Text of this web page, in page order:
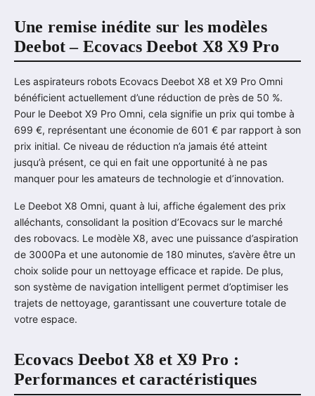
Une remise inédite sur les modèles
Deebot – Ecovacs Deebot X8 X9 Pro
Les aspirateurs robots Ecovacs Deebot X8 et X9 Pro Omni
bénéficient actuellement d’une réduction de près de 50 %.
Pour le Deebot X9 Pro Omni, cela signifie un prix qui tombe à
699 €, représentant une économie de 601 € par rapport à son
prix initial. Ce niveau de réduction n’a jamais été atteint
jusqu’à présent, ce qui en fait une opportunité à ne pas
manquer pour les amateurs de technologie et d’innovation.
Le Deebot X8 Omni, quant à lui, affiche également des prix
alléchants, consolidant la position d’Ecovacs sur le marché
des robovacs. Le modèle X8, avec une puissance d’aspiration
de 3000Pa et une autonomie de 180 minutes, s’avère être un
choix solide pour un nettoyage efficace et rapide. De plus,
son système de navigation intelligent permet d’optimiser les
trajets de nettoyage, garantissant une couverture totale de
votre espace.
Ecovacs Deebot X8 et X9 Pro :
Performances et caractéristiques